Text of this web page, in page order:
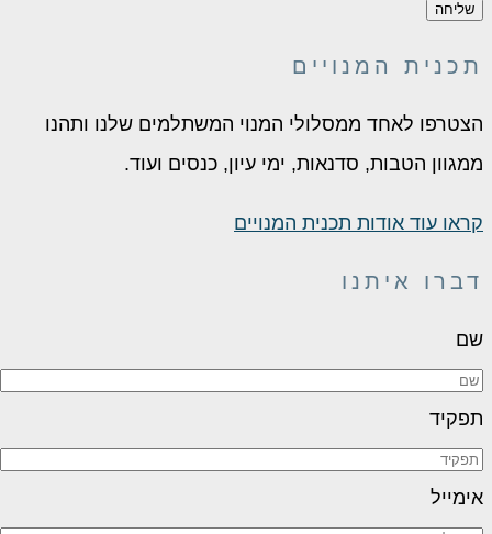
שליחה
תכנית המנויים
הצטרפו לאחד ממסלולי המנוי המשתלמים שלנו ותהנו
ממגוון הטבות, סדנאות, ימי עיון, כנסים ועוד.
קראו עוד אודות תכנית המנויים
דברו איתנו
שם
תפקיד
אימייל